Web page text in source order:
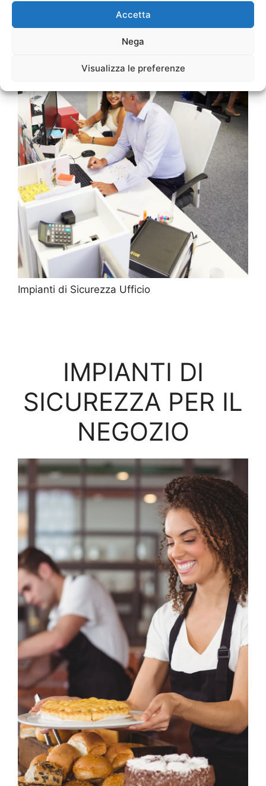
Accetta
Nega
Visualizza le preferenze
Impianti di Sicurezza Ufficio
IMPIANTI DI
SICUREZZA PER IL
NEGOZIO